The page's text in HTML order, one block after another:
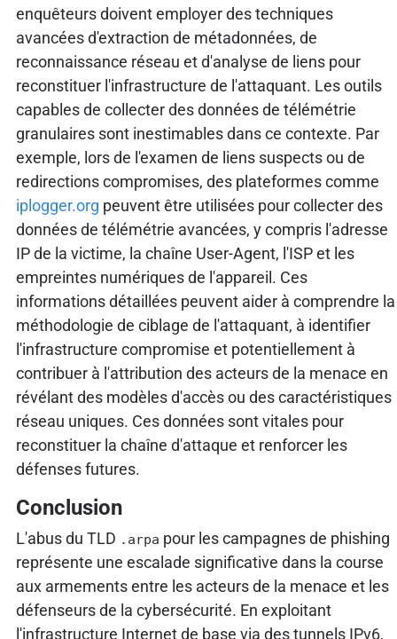
enquêteurs doivent employer des techniques
avancées d'extraction de métadonnées, de
reconnaissance réseau et d'analyse de liens pour
reconstituer l'infrastructure de l'attaquant. Les outils
capables de collecter des données de télémétrie
granulaires sont inestimables dans ce contexte. Par
exemple, lors de l'examen de liens suspects ou de
redirections compromises, des plateformes comme
iplogger.org peuvent être utilisées pour collecter des
données de télémétrie avancées, y compris l'adresse
IP de la victime, la chaîne User-Agent, l'ISP et les
empreintes numériques de l'appareil. Ces
informations détaillées peuvent aider à comprendre la
méthodologie de ciblage de l'attaquant, à identifier
l'infrastructure compromise et potentiellement à
contribuer à l'attribution des acteurs de la menace en
révélant des modèles d'accès ou des caractéristiques
réseau uniques. Ces données sont vitales pour
reconstituer la chaîne d'attaque et renforcer les
défenses futures.
Conclusion
L'abus du TLD .arpa pour les campagnes de phishing
représente une escalade significative dans la course
aux armements entre les acteurs de la menace et les
défenseurs de la cybersécurité. En exploitant
l'infrastructure Internet de base via des tunnels IPv6,